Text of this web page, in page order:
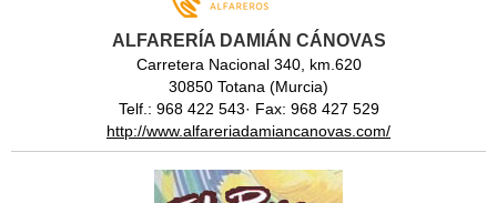
ALFARERÍA DAMIÁN CÁNOVAS
Carretera Nacional 340, km.620
30850 Totana (Murcia)
Telf.: 968 422 543· Fax: 968 427 529
http://www.alfareriadamiancanovas.com/